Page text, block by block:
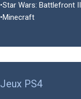
•Star Wars: Battlefront II
•Minecraft
Jeux PS4